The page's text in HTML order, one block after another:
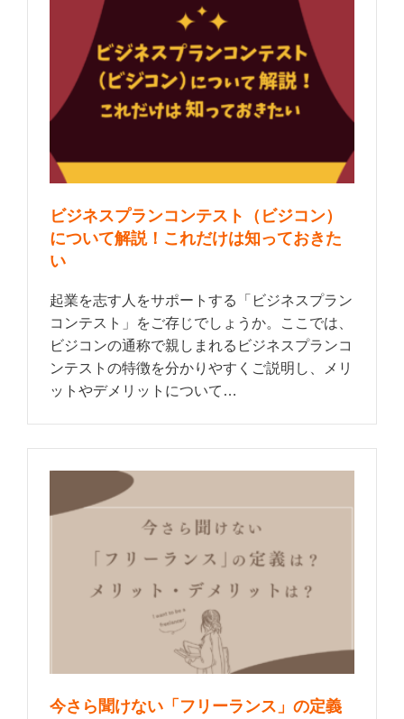
ビジネスプランコンテスト（ビジコン）
について解説！これだけは知っておきた
い
起業を志す人をサポートする「ビジネスプラン
コンテスト」をご存じでしょうか。ここでは、
ビジコンの通称で親しまれるビジネスプランコ
ンテストの特徴を分かりやすくご説明し、メリ
ットやデメリットについて…
今さら聞けない「フリーランス」の定義